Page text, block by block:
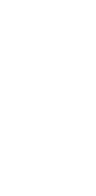
osušky zdarma)
zdarma